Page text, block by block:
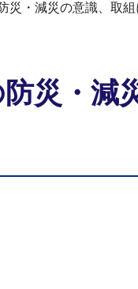
災・減災の意識、取
災・減